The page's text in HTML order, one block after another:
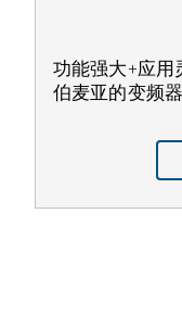
功能强大+应用
伯麦亚的变频器